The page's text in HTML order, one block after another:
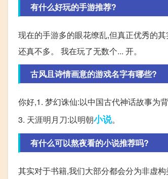
有什么好玩的手游推荐?
现在的手游多的眼花缭乱,但真正优秀的
还真不多。 我在玩了无数个... 开。
古风且诗情画意的游戏名字有哪些?
你好,1. 梦幻诛仙:以中国古代神话故事为
3. 天涯明月刀:以明朝小说。
有什么可以熬夜看的小说推荐吗?
其实对于书籍,我们大部分都会分为非虚